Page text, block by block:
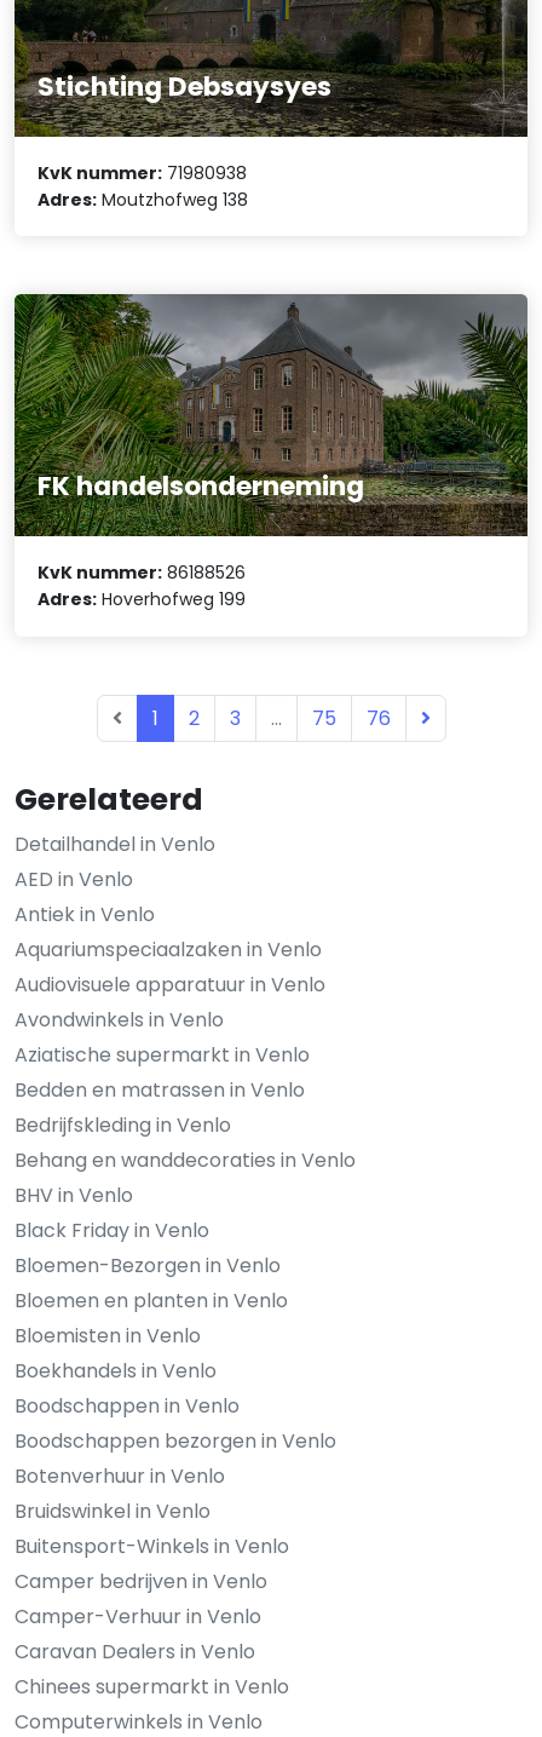
Gerelateerd
Detailhandel in Venlo
AED in Venlo
Antiek in Venlo
Aquariumspeciaalzaken in Venlo
Audiovisuele apparatuur in Venlo
Avondwinkels in Venlo
Aziatische supermarkt in Venlo
Bedden en matrassen in Venlo
Bedrijfskleding in Venlo
Behang en wanddecoraties in Venlo
BHV in Venlo
Black Friday in Venlo
Bloemen-Bezorgen in Venlo
Bloemen en planten in Venlo
Bloemisten in Venlo
Boekhandels in Venlo
Boodschappen in Venlo
Boodschappen bezorgen in Venlo
Botenverhuur in Venlo
Bruidswinkel in Venlo
Buitensport-Winkels in Venlo
Camper bedrijven in Venlo
Camper-Verhuur in Venlo
Caravan Dealers in Venlo
Chinees supermarkt in Venlo
Computerwinkels in Venlo
Stichting Debsaysyes
KvK nummer: 71980938
Adres: Moutzhofweg 138
FK handelsonderneming
KvK nummer: 86188526
Adres: Hoverhofweg 199
1 2 3 ... 75 76